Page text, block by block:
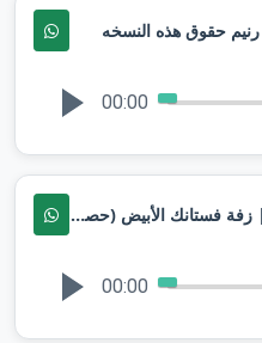
حقوق هذه النسخه
00:00
زفات 2024 باصوت ملاك | زفة فستانك الأبيض (حصرياً ) افخم زفة لدخله العروس
00:00